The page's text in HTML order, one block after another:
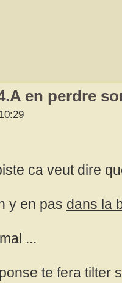
en perdre
ca veut dire
y en pas dans la
...
te fera tilter